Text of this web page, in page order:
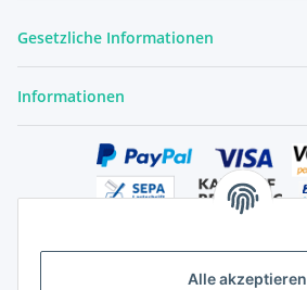
Alle akzeptieren
Gesetzliche Informationen
Informationen